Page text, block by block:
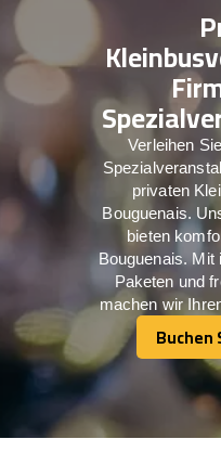
Verleihen
privaten
Bouguenais.
bieten
Bouguenais. Mit
Paketen und
machen wir
Buchen
Buchen